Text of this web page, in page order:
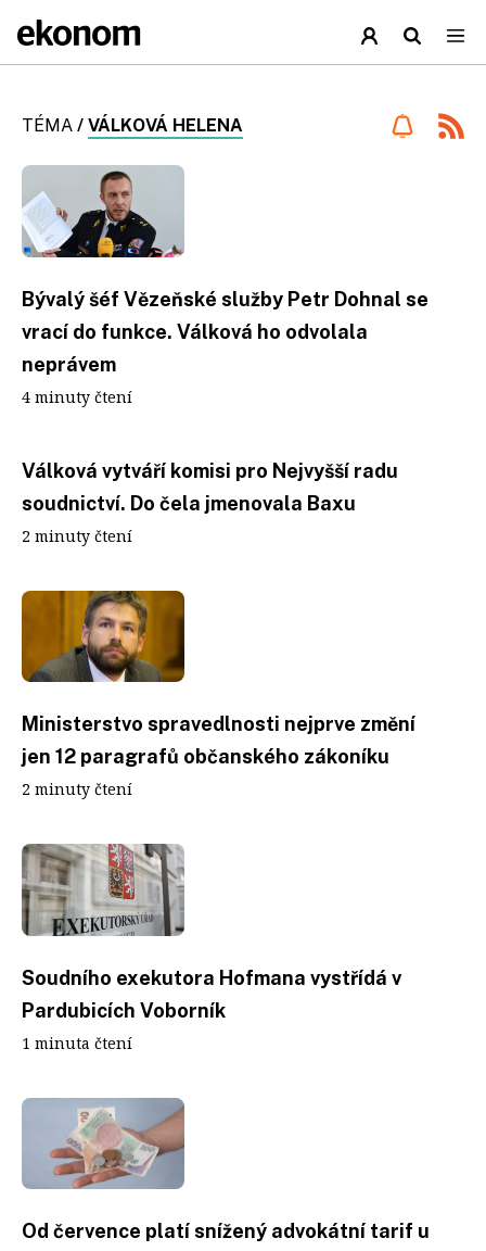
TÉMA / VÁLKOVÁ HELENA
Bývalý šéf Vězeňské služby Petr Dohnal se
vrací do funkce. Válková ho odvolala
neprávem
4 minuty čtení
Válková vytváří komisi pro Nejvyšší radu
soudnictví. Do čela jmenovala Baxu
2 minuty čtení
Ministerstvo spravedlnosti nejprve změní
jen 12 paragrafů občanského zákoníku
2 minuty čtení
Soudního exekutora Hofmana vystřídá v
Pardubicích Voborník
1 minuta čtení
Od července platí snížený advokátní tarif u